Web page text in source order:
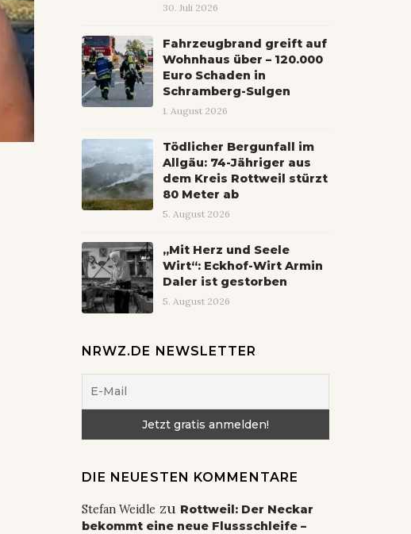
30. Juli 2026
Fahrzeugbrand greift auf
Wohnhaus über – 120.000
Euro Schaden in
Schramberg-Sulgen
1. August 2026
Tödlicher Bergunfall im
Allgäu: 74-Jähriger aus
dem Kreis Rottweil stürzt
80 Meter ab
5. August 2026
„Mit Herz und Seele
Wirt“: Eckhof-Wirt Armin
Daler ist gestorben
5. August 2026
NRWZ.DE NEWSLETTER
DIE NEUESTEN KOMMENTARE
Stefan Weidle zu Rottweil: Der Neckar
bekommt eine neue Flussschleife –